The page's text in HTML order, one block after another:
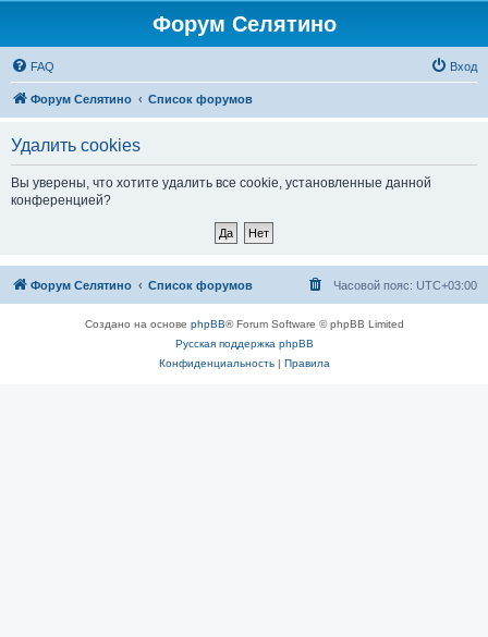
Форум Селятино
FAQ Вход
Форум Селятино Список форумов
Удалить cookies
Вы уверены, что хотите удалить все cookie, установленные данной
конференцией?
Форум Селятино Список форумов Часовой пояс: UTC+03:00
Создано на основе phpBB® Forum Software © phpBB Limited
Русская поддержка phpBB
Конфиденциальность| Правила